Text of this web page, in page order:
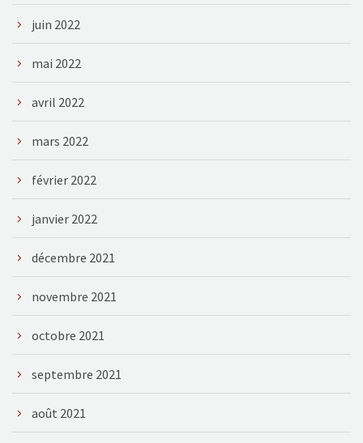
juin 2022
mai 2022
avril 2022
mars 2022
février 2022
janvier 2022
décembre 2021
novembre 2021
octobre 2021
septembre 2021
août 2021